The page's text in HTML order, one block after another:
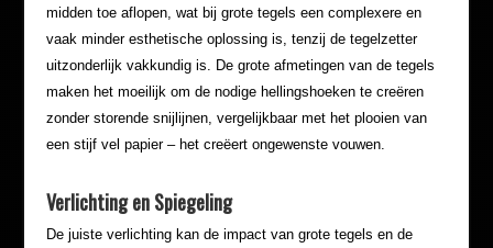
midden toe aflopen, wat bij grote tegels een complexere en
vaak minder esthetische oplossing is, tenzij de tegelzetter
uitzonderlijk vakkundig is. De grote afmetingen van de tegels
maken het moeilijk om de nodige hellingshoeken te creëren
zonder storende snijlijnen, vergelijkbaar met het plooien van
een stijf vel papier – het creëert ongewenste vouwen.
Verlichting en Spiegeling
De juiste verlichting kan de impact van grote tegels en de